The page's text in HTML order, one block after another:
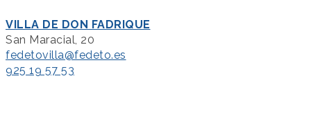
VILLA DE DON FADRIQUE
San Maracial, 20
fedetovilla@fedeto.es
925 19 57 53